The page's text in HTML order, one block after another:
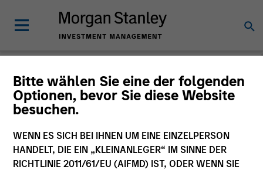
Bitte wählen Sie eine der folgenden
Optionen, bevor Sie diese Website
besuchen.
WENN ES SICH BEI IHNEN UM EINE EINZELPERSON
HANDELT, DIE EIN „KLEINANLEGER“ IM SINNE DER
RICHTLINIE 2011/61/EU (AIFMD) IST, ODER WENN SIE
The BEAT™